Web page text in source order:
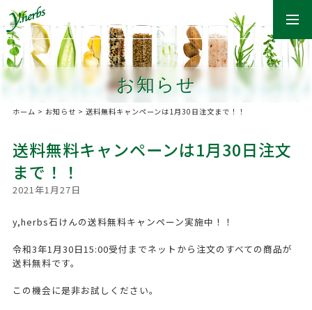
お知らせ
ホーム > お知らせ > 送料無料キャンペーンは1月30日注文まで！！
送料無料キャンペーンは1月30日注文
まで！！
2021年1月27日
y,herbs石けんの送料無料キャンペーン実施中！！
令和3年1月30日15:00受付までネットから注文のすべての商品が
送料無料です。
この機会に是非お試しください。